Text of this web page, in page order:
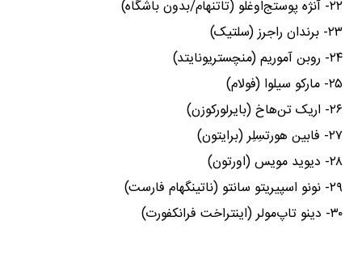
۲۲- آنژه پوستج‌اوغلو (تاتنهام/بدون باشگاه)
۲۳- برندان راجرز (سلتیک)
۲۴- روبن آموریم (منچستریونایتد)
۲۵- مارکو سیلوا (فولام)
۲۶- اریک تن‌هاخ (بایرلورکوزن)
۲۷- فابین هورتسِلِر (برایتون)
۲۸- دیوید مویس (اورتون)
۲۹- نونو اسپیریتو سانتو (ناتینگهام فارست)
۳۰- دینو تاپ‌مولر (اینتراخت فرانکفورت)